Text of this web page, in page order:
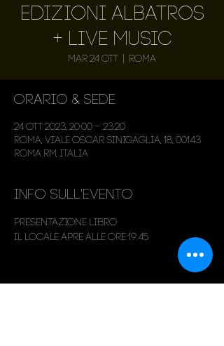
Edizioni Albatros
+ Live Music
mar 24 ott Roma
Orario & Sede
24 ott 2023, 20:00 – 23:20
Roma, Viale Oscar Sinigaglia, 18, 00143
Roma RM, Italia
Info sull'evento
Presentazione Libro
Il locale apre alle ore 19.45